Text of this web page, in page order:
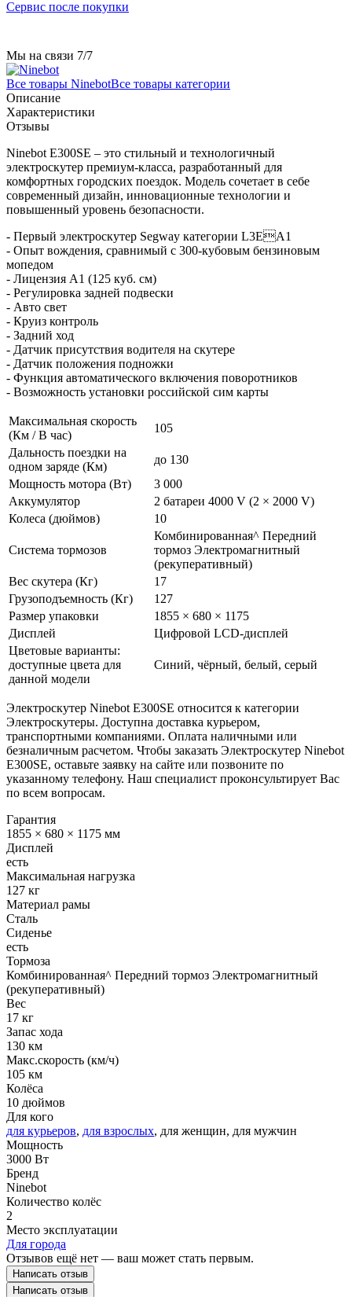
Сервис после покупки
Мы на связи 7/7
Все товары NinebotВсе товары категории
Описание
Характеристики
Отзывы
Ninebot E300SE – это стильный и технологичный
электроскутер премиум-класса, разработанный для
комфортных городских поездок. Модель сочетает в себе
современный дизайн, инновационные технологии и
повышенный уровень безопасности.
- Первый электроскутер Segway категории L3EA1
- Опыт вождения, сравнимый с 300-кубовым бензиновым
мопедом
- Лицензия А1 (125 куб. см)
- Регулировка задней подвески
- Авто свет
- Круиз контроль
- Задний ход
- Датчик присутствия водителя на скутере
- Датчик положения подножки
- Функция автоматического включения поворотников
- Возможность установки российской сим карты
Максимальная скорость
(Км / В час)
105
Дальность поездки на
одном заряде (Км)
до 130
Мощность мотора (Вт)
3 000
Аккумулятор
2 батареи 4000 V (2 × 2000 V)
Колеса (дюймов)
10
Система тормозов
Комбинированная^ Передний
тормоз Электромагнитный
(рекуперативный)
Вес скутера (Кг)
17
Грузоподъемность (Кг)
127
Размер упаковки
1855 × 680 × 1175
Дисплей
Цифровой LCD-дисплей
Цветовые варианты:
доступные цвета для
данной модели
Синий, чёрный, белый, серый
Электроскутер Ninebot E300SE относится к категории
Электроскутеры. Доступна доставка курьером,
транспортными компаниями. Оплата наличными или
безналичным расчетом. Чтобы заказать Электроскутер Ninebot
E300SE, оставьте заявку на сайте или позвоните по
указанному телефону. Наш специалист проконсультирует Вас
по всем вопросам.
Гарантия
1855 × 680 × 1175 мм
Дисплей
есть
Максимальная нагрузка
127 кг
Материал рамы
Сталь
Сиденье
есть
Тормоза
Комбинированная^ Передний тормоз Электромагнитный
(рекуперативный)
Вес
17 кг
Запас хода
130 км
Макс.скорость (км/ч)
105 км
Колёса
10 дюймов
Для кого
для курьеров, для взрослых, для женщин, для мужчин
Мощность
3000 Вт
Бренд
Ninebot
Количество колёс
2
Место эксплуатации
Для города
Отзывов ещё нет — ваш может стать первым.
Написать отзыв
Написать отзыв